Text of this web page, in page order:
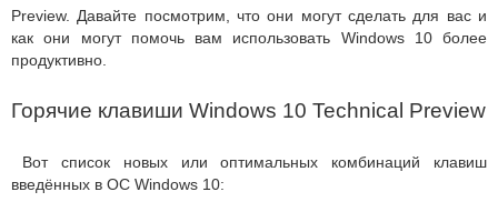
Preview. Давайте посмотрим, что они могут сделать для вас и
как они могут помочь вам использовать Windows 10 более
продуктивно.
Горячие клавиши Windows 10 Technical Preview
Вот список новых или оптимальных комбинаций клавиш
введённых в ОС Windows 10: